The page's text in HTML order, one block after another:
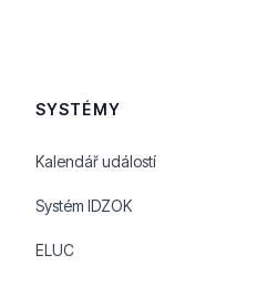
SYSTÉMY
Kalendář událostí
Systém IDZOK
ELUC